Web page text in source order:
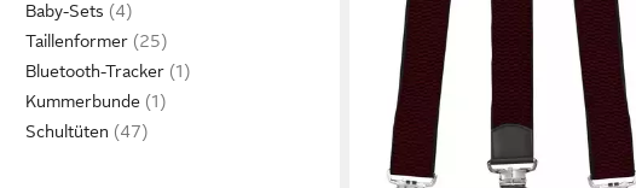
Baby-Sets
Taillenformer
Bluetooth-Tracker
Kummerbunde
Schultüten